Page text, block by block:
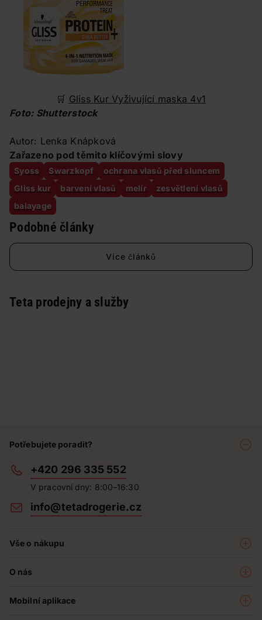
🛒 Gliss Kur Vyživující maska 4v1
Foto: Shutterstock
Autor: Lenka Knápková
Zařazeno pod těmito klíčovými slovy
Syoss Swarzkopf
ochrana vlasů před sluncem
Gliss kur
barvení vlasů melír
zesvětlení vlasů
balayage
Podobné články
Více článků
Teta prodejny a služby
Potřebujete poradit?
+420 296 335 552
V pracovní dny: 8:00–16:30
info@tetadrogerie.cz
Vše o nákupu
Prodejny
O nás
Mobilní aplikace